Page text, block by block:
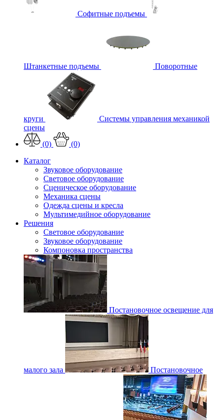
Софитные подъемы
Штанкетные подъемы Поворотные
круги
Системы управления механикой
сцены
(0)
(0)
Каталог
Звуковое оборудование
Световое оборудование
Сценическое оборудование
Механика сцены
Одежда сцены и кресла
Мультимедийное оборудование
Решения
Световое оборудование
Звуковое оборудование
Компоновка пространства
Постановочное освещение для
малого зала Постановочное